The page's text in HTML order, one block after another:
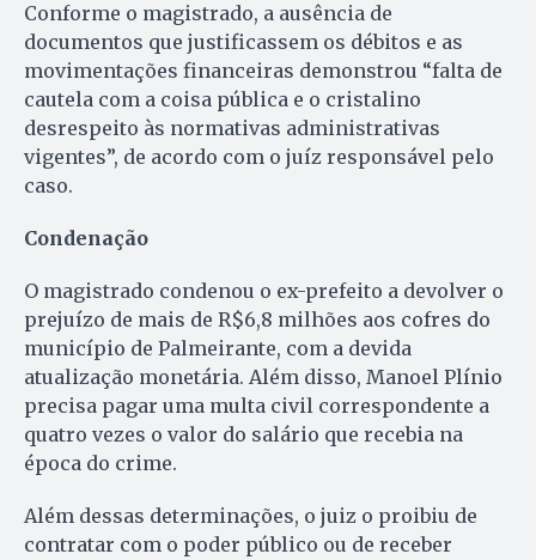
Conforme o magistrado, a ausência de
documentos que justificassem os débitos e as
movimentações financeiras demonstrou “falta de
cautela com a coisa pública e o cristalino
desrespeito às normativas administrativas
vigentes”, de acordo com o juíz responsável pelo
caso.
Condenação
O magistrado condenou o ex-prefeito a devolver o
prejuízo de mais de R$6,8 milhões aos cofres do
município de Palmeirante, com a devida
atualização monetária. Além disso, Manoel Plínio
precisa pagar uma multa civil correspondente a
quatro vezes o valor do salário que recebia na
época do crime.
Além dessas determinações, o juiz o proibiu de
contratar com o poder público ou de receber